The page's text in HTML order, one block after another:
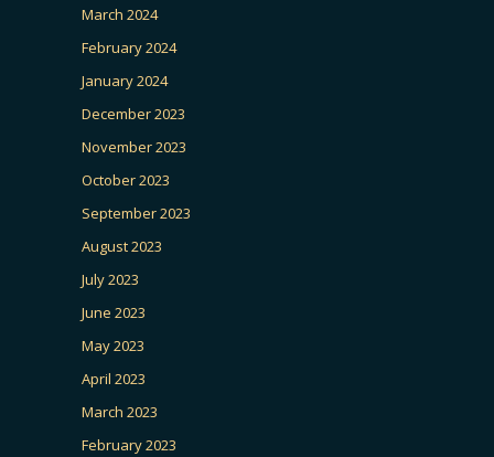
March 2024
February 2024
January 2024
December 2023
November 2023
October 2023
September 2023
August 2023
July 2023
June 2023
May 2023
April 2023
March 2023
February 2023